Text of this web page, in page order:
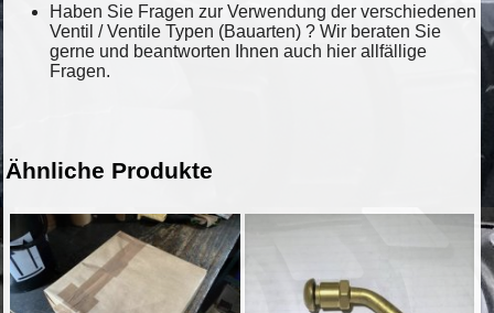
Haben Sie Fragen zur Verwendung der verschiedenen
Ventil / Ventile Typen (Bauarten) ? Wir beraten Sie
gerne und beantworten Ihnen auch hier allfällige
Fragen.
Ähnliche Produkte